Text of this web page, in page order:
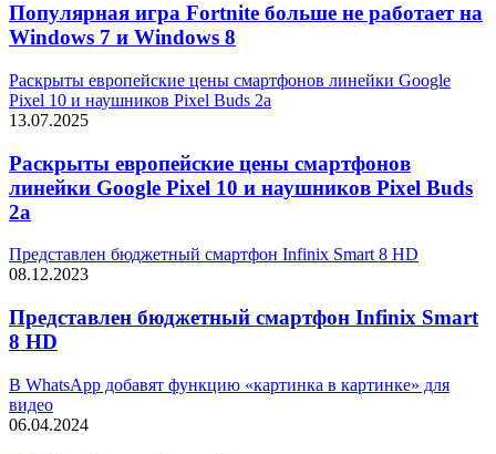
Популярная игра Fortnite больше не работает на
Windows 7 и Windows 8
Раскрыты европейские цены смартфонов линейки Google
Pixel 10 и наушников Pixel Buds 2a
13.07.2025
Раскрыты европейские цены смартфонов
линейки Google Pixel 10 и наушников Pixel Buds
2a
Представлен бюджетный смартфон Infinix Smart 8 HD
08.12.2023
Представлен бюджетный смартфон Infinix Smart
8 HD
В WhatsApp добавят функцию «картинка в картинке» для
видео
06.04.2024